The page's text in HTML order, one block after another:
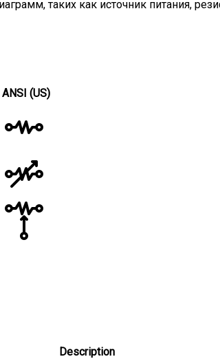
таких как источник питания,
ANSI (US)
Description